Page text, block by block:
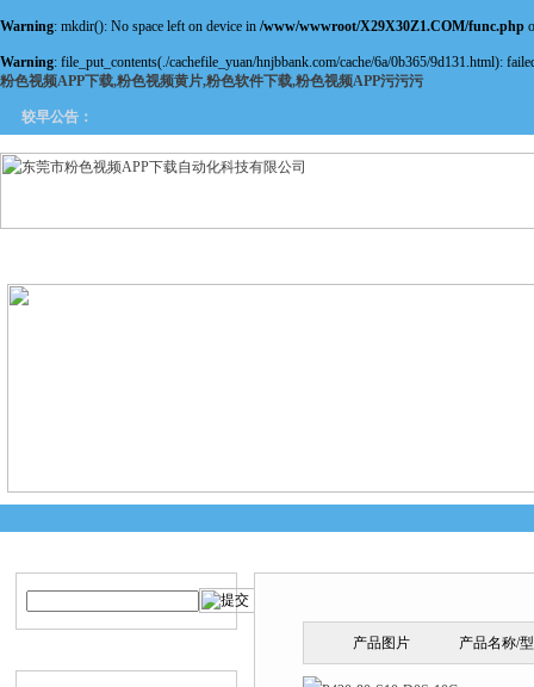
Warning: mkdir(): No space left on device in /www/wwwroot/X29X30Z1.COM/func.php
Warning: file_put_contents(./cachefile_yuan/hnjbbank.com/cache/6a/0b365/9d131.html):
粉色视频APP下载,粉色视频黄片,粉色软件下载,粉色视频APP污污污
较早公告：
下载
产品图片 产品名称/